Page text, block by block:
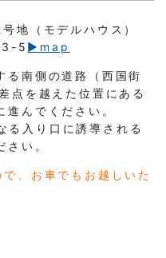
地（モデルハウス）
5 ▶︎map
る南側の道路（西国街
点を越えた位置にある
んでください。
入り口に誘導される
い。
、お車でもお越しいた